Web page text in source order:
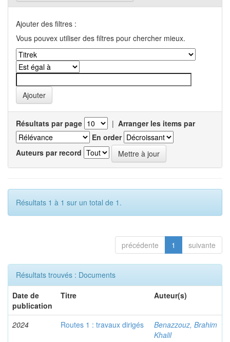
Ajouter des filtres :
Vous pouvex utiliser des filtres pour chercher mieux.
Résultats par page | Arranger les items par
En order
Auteurs par record
Résultats 1 à 1 sur un total de 1.
précédente 1 suivante
Résultats trouvés : Documents
Date de
publication
Titre Auteur(s)
2024 Routes 1 : travaux dirigés
Benazzouz, Brahim
Khalil